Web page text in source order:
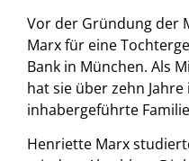
Vor der Gründung der
Marx für eine
Bank in München. Als
hat sie über zehn
inhabergeführte
Henriette Marx